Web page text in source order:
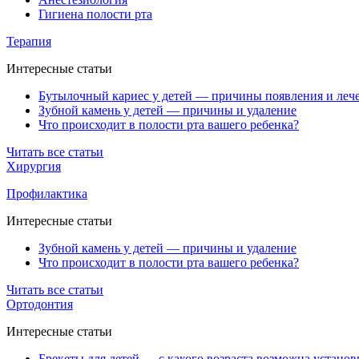
Гигиена полости рта
Терапия
Интересные статьи
Бутылочный кариес у детей — причины появления и
Зубной камень у детей — причины и удаление
Что происходит в полости рта вашего ребенка?
Читать все статьи
Хирургия
Профилактика
Интересные статьи
Зубной камень у детей — причины и удаление
Что происходит в полости рта вашего ребенка?
Читать все статьи
Ортодонтия
Интересные статьи